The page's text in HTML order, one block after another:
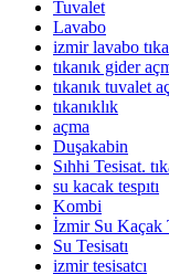
Tuvalet
Lavabo
izmir lavabo
tıkanık gider
tıkanık tuvalet
tıkanıklık
açma
Duşakabin
Sıhhi Tesisat.
su kacak tespıtı
Kombi
İzmir Su Kaçak
Su Tesisatı
izmir tesisatcı